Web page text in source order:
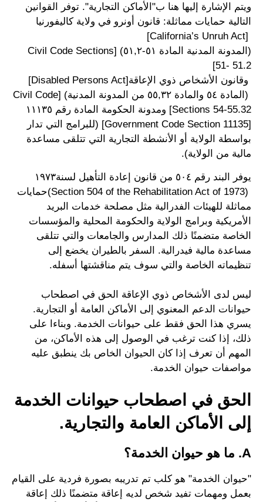
ويتم الإشارة إليها هنا ب"الأماكن التجارية". توفر القوانين
التالية حمايات مماثلة: قانون أونرو في ولاية كاليفورنيا
[California’s Unruh Act]
(المدونة المدنية المادة ٥١-٥١,٢) [Civil Code Sections
51- 51.2]
وقانون الأشخاص ذوي الإعاقة[Disabled Persons Act]
(المادة ٥٤ والمادة ٥٥,٣٢ من المدونة المدنية) [Civil Code
Sections 54-55.32] ومدونة الحكومة المادة رقم ١١١٣٥
[Government Code Section 11135] (للبرامج التي تدار
بواسطة الولاية أو الأنشطة التجارية التي تتلقى مساعدة
مالية من الولاية).
يوفر البند رقم ٥٠٤ من قانون إعادة التأهيل لسنة١٩٧٣
(Section 504 of the Rehabilitation Act of 1973)حمايات
مماثلة للهيئات الفدرالية مثل مصلحة خدمات البريد
الأمريكية وبرامج الولاية والحكومة المحلية والمؤسسات
الخاصة متضمنًا ذلك المدارس والجامعات والتي تتلقى
مساعدة مالية فيدرالية. السفر بالطيران يخضع إلى
تنظيماته الخاصة والتي سوف يتم مناقشتها أسفله.
ليس لدى الأشخاص ذوي الإعاقة الحق في اصطحاب
حيوانات الدعم المعنوي إلى الأماكن العامة أو التجارية.
يسري هذا الحق فقط على حيوانات الخدمة. وبناءا على
ذلك، إذا كنت ترغب في الوصول إلى هذه الأماكن، من
المهم أن تعرف إذا كان الحيوان الخاص بك ينطبق عليه
مواصفات حيوان الخدمة.
الحق في اصطحاب حيوانات الخدمة
إلى الأماكن العامة والتجارية.
A. ما هو حيوان الخدمة؟
"حيوان الخدمة" هو كلب تم تدريبه بصورة فردية على القيام
بعمل ومهمات تفيد شخص لديه إعاقة متضمنًا ذلك إعاقة